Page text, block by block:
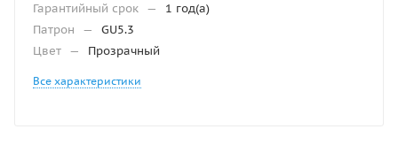
Гарантийный срок —
1 год(а)
Патрон
—
GU5.3
Цвет — Прозрачный
Все характеристики